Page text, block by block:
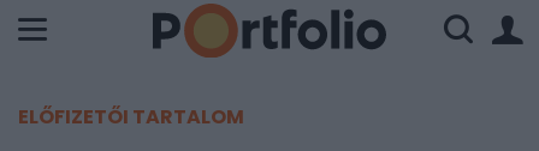
ELŐFIZETŐI TARTALOM